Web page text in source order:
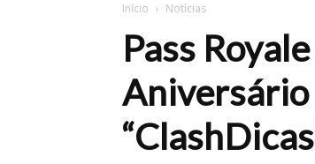
Início Notícias
Pass
Aniversário